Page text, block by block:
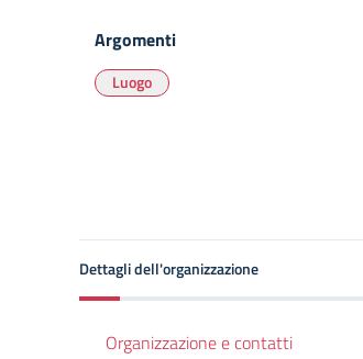
Argomenti
Luogo
Dettagli dell'organizzazione
Organizzazione e contatti